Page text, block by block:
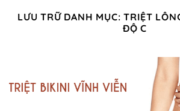
LƯU TRỮ DANH MỤC:TRIỆT
ĐỘ C